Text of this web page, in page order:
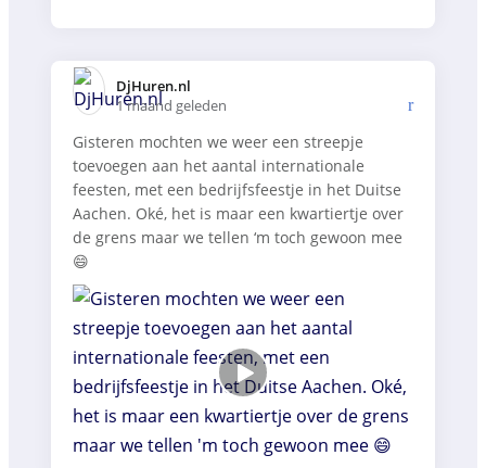
DjHuren.nl️
1 maand geleden
Gisteren mochten we weer een streepje
toevoegen aan het aantal internationale
feesten, met een bedrijfsfeestje in het Duitse
Aachen. Oké, het is maar een kwartiertje over
de grens maar we tellen ‘m toch gewoon mee
😄